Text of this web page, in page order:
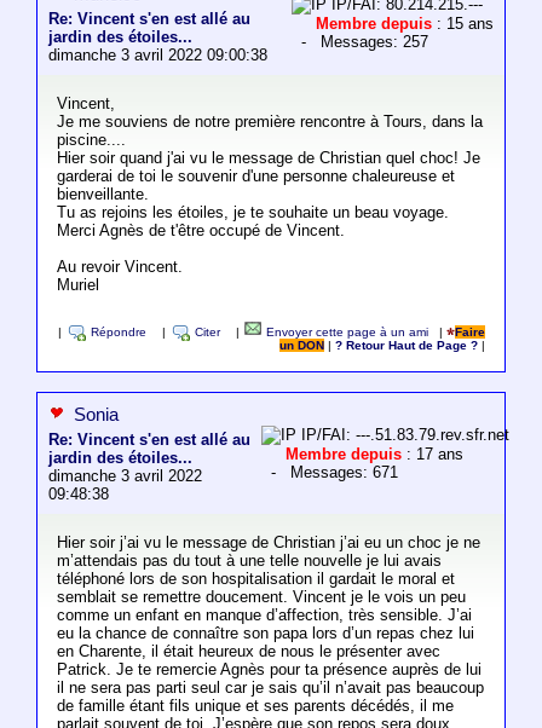
Re: Vincent s'en est allé au
jardin des étoiles...
dimanche 3 avril 2022 09:00:38
IP/FAI: 80.214.215.---
Membre depuis : 15 ans
- Messages: 257
Vincent,
Je me souviens de notre première rencontre à Tours, dans la
piscine....
Hier soir quand j'ai vu le message de Christian quel choc! Je
garderai de toi le souvenir d'une personne chaleureuse et
bienveillante.
Tu as rejoins les étoiles, je te souhaite un beau voyage.
Merci Agnès de t'être occupé de Vincent.
Au revoir Vincent.
Muriel
Répondre Citer Envoyer cette page à un ami |
Faire
un DON
|? Retour Haut de Page ?
Sonia
Re: Vincent s'en est allé au
jardin des étoiles...
dimanche 3 avril 2022
09:48:38
IP/FAI: ---.51.83.79.rev.sfr.net
Membre depuis : 17 ans
- Messages: 671
Hier soir j’ai vu le message de Christian j’ai eu un choc je ne
m’attendais pas du tout à une telle nouvelle je lui avais
téléphoné lors de son hospitalisation il gardait le moral et
semblait se remettre doucement. Vincent je le vois un peu
comme un enfant en manque d’affection, très sensible. J’ai
eu la chance de connaître son papa lors d’un repas chez lui
en Charente, il était heureux de nous le présenter avec
Patrick. Je te remercie Agnès pour ta présence auprès de lui
il ne sera pas parti seul car je sais qu’il n’avait pas beaucoup
de famille étant fils unique et ses parents décédés, il me
parlait souvent de toi. J’espère que son repos sera doux